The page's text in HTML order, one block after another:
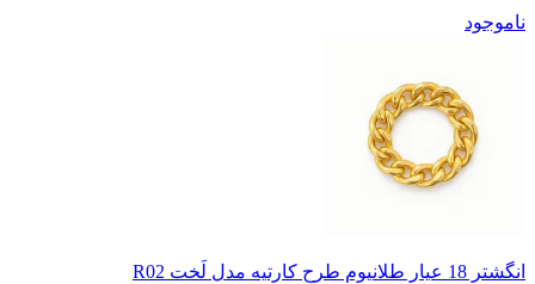
ناموجود
انگشتر 18 عیار طلانیوم طرح کارتیه مدل لَخت R02